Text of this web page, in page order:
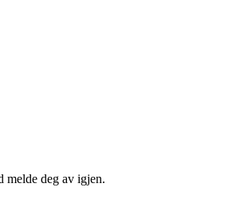
melde deg av igjen.